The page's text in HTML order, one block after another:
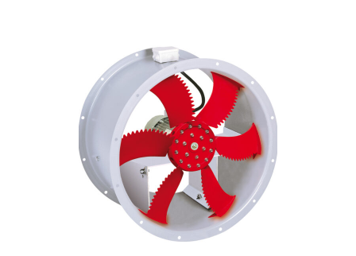
DETAILS